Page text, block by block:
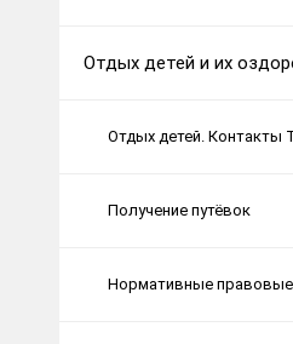
Отдых детей и их
Отдых детей. Контакты
Получение путёвок
Нормативные